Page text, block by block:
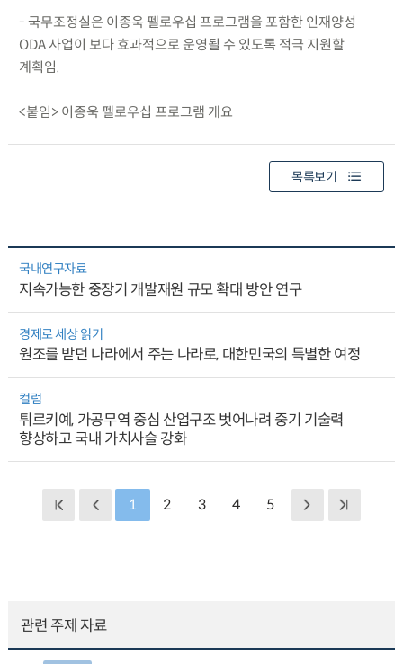
- 국무조정실은 이종욱 펠로우십 프로그램을 포함한 인재양성
ODA 사업이 보다 효과적으로 운영될 수 있도록 적극 지원할
계획임.
<붙임> 이종욱 펠로우십 프로그램 개요
목록보기
국내연구자료
지속가능한 중장기 개발재원 규모 확대 방안 연구
경제로 세상 읽기
원조를 받던 나라에서 주는 나라로, 대한민국의 특별한 여정
컬럼
튀르키예, 가공무역 중심 산업구조 벗어나려 중기 기술력
향상하고 국내 가치사슬 강화
1 2 3 4 5
관련 주제 자료